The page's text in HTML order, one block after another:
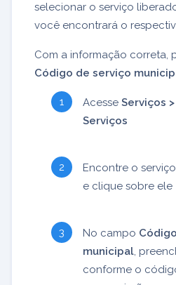
selecionar o serviço
você encontrará o
Com a informação correta,
Código de serviço
Acesse Serviços
Serviços
Encontre o
e clique sobre ele
No campo
municipal,
conforme o